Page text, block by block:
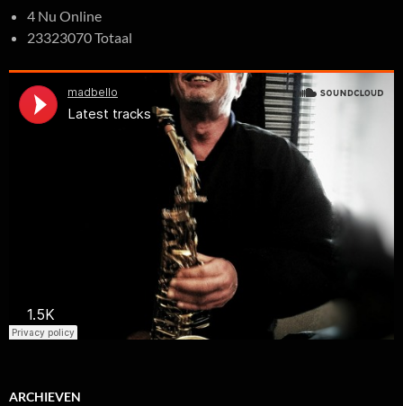
4 Nu Online
23323070 Totaal
ARCHIEVEN